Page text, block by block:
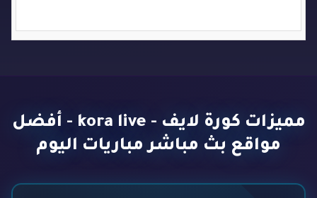
مميزات كورة لايف - kora live - أفضل
مواقع بث مباشر مباريات اليوم